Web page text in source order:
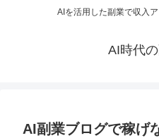
AIを活用した副業で収入
AI時代
AI副業ブログで稼げ